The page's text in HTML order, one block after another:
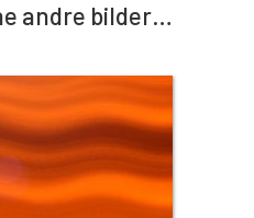
andre bilder…